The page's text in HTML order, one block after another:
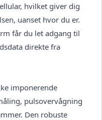
hvilket giver dig
uanset hvor du er.
får du let adgang til
direkte fra
imponerende
pulsovervågning
Den robuste